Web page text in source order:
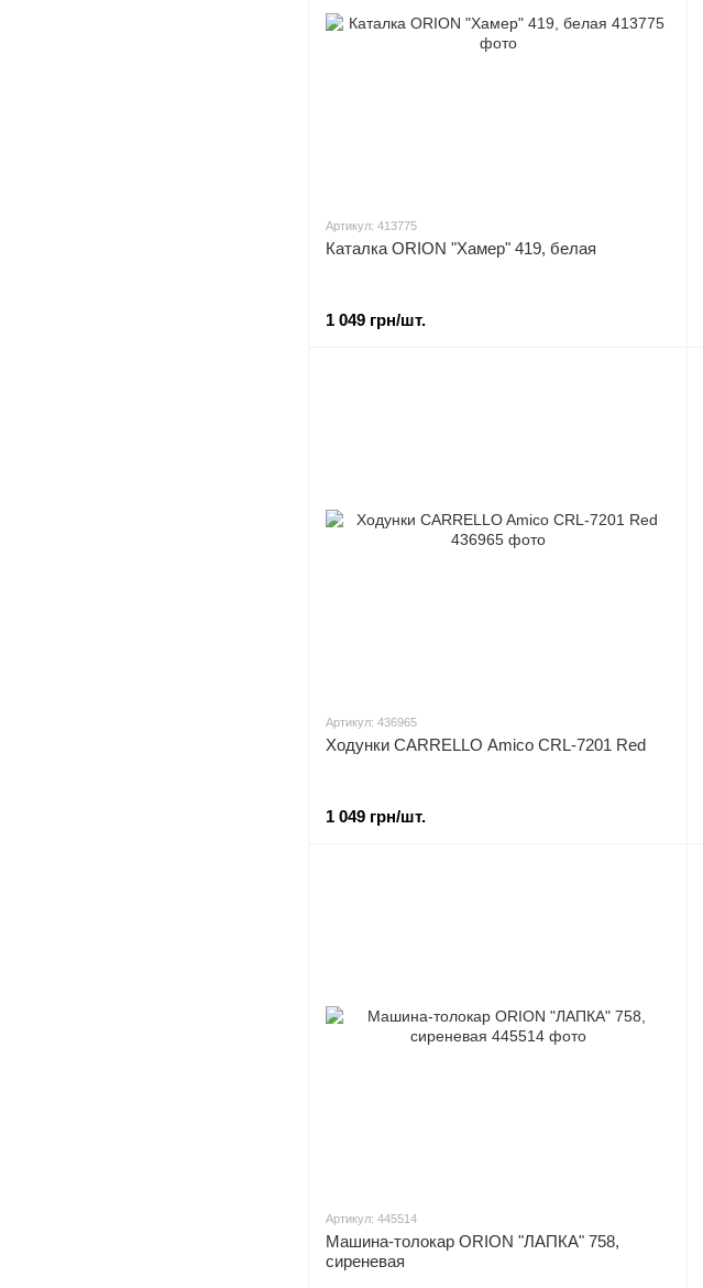
Артикул: 413775
Каталка ORION "Хамер" 419, белая
1 049 грн/шт.
Артикул: 436965
Ходунки CARRELLO Amico CRL-7201 Red
1 049 грн/шт.
Артикул: 445514
Машина-толокар ORION "ЛАПКА" 758,
сиреневая